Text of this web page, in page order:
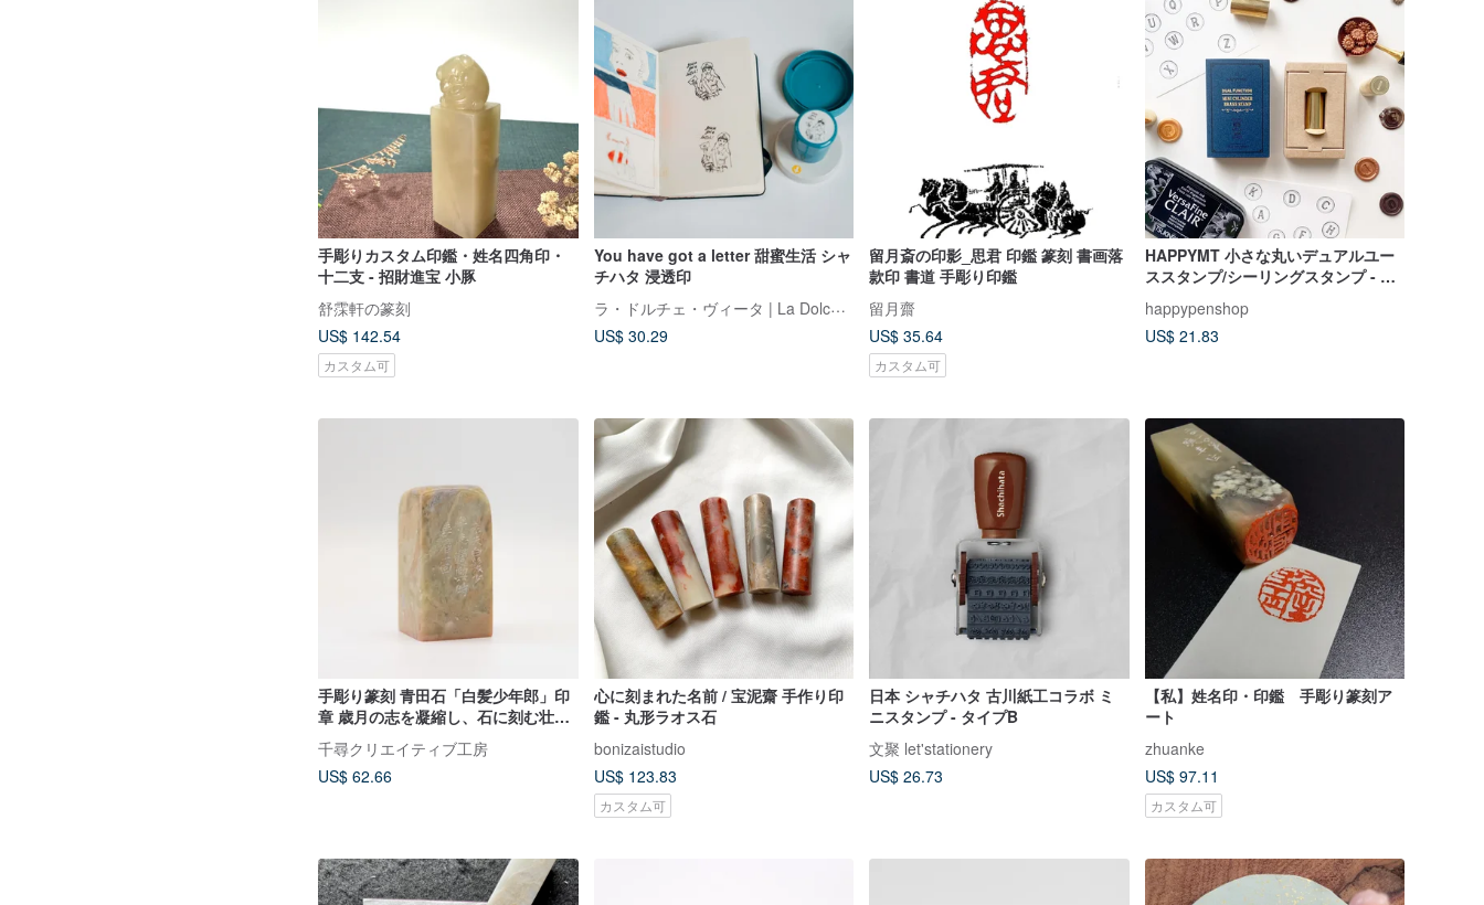
手彫りカスタム印鑑・姓名四角印・
十二支 - 招財進宝 小豚
舒霂軒の篆刻
US$ 142.54
カスタム可
You have got a letter 甜蜜生活 シャ
チハタ 浸透印
ラ・ドルチェ・ヴィータ | La Dolce Vita
US$ 30.29
留月斎の印影_思君 印鑑 篆刻 書画落
款印 書道 手彫り印鑑
留月齋
US$ 35.64
カスタム可
HAPPYMT 小さな丸いデュアルユー
ススタンプ/シーリングスタンプ - ヴ
ィンテージアルファベット全26種
happypenshop
US$ 21.83
手彫り篆刻 青田石「白髪少年郎」印
章 歳月の志を凝縮し、石に刻む壮大
な情熱 書道水墨画に
千尋クリエイティブ工房
US$ 62.66
心に刻まれた名前 / 宝泥齋 手作り印
鑑 - 丸形ラオス石
bonizaistudio
US$ 123.83
カスタム可
日本 シャチハタ 古川紙工コラボ ミ
ニスタンプ - タイプB
文聚 let'stationery
US$ 26.73
【私】姓名印・印鑑 手彫り篆刻ア
ート
zhuanke
US$ 97.11
カスタム可